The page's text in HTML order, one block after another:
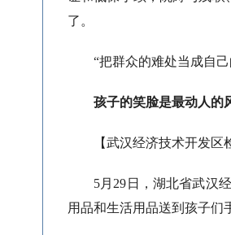
了。
“把群众的难处当成自
孩子的笑脸是最动人的
【武汉经济技术开发区
5月29日，湖北省武汉
用品和生活用品送到孩子们